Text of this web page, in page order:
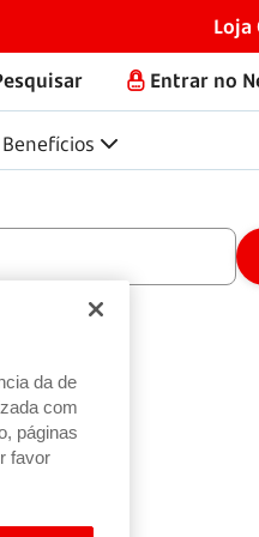
Loja
Entrar no
Benefícios
da de
com
páginas
favor